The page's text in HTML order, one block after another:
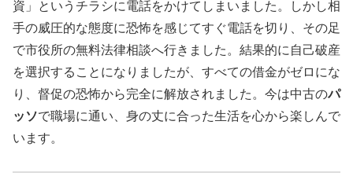
資」というチラシに電話をかけてしまいました。しかし相
手の威圧的な態度に恐怖を感じてすぐ電話を切り、その足
で市役所の無料法律相談へ行きました。結果的に自己破産
を選択することになりましたが、すべての借金がゼロにな
り、督促の恐怖から完全に解放されました。今は中古のパ
ッソで職場に通い、身の丈に合った生活を心から楽しんで
います。